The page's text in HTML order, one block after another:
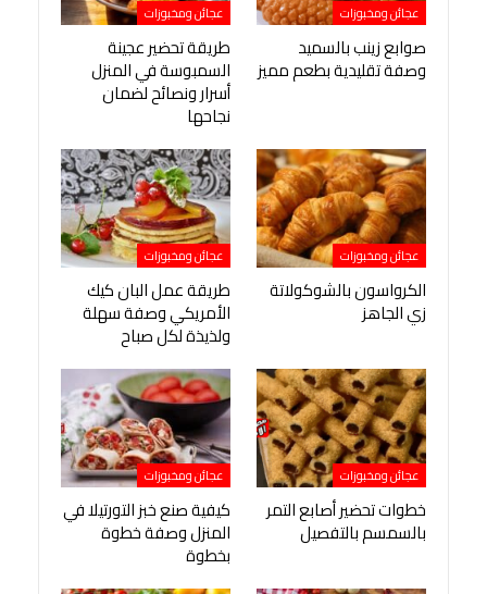
عجائن ومخبوزات
صوابع زينب بالسميد
وصفة تقليدية بطعم مميز
عجائن ومخبوزات
طريقة تحضير عجينة
السمبوسة في المنزل
أسرار ونصائح لضمان
نجاحها
عجائن ومخبوزات
الكرواسون بالشوكولاتة
زي الجاهز
عجائن ومخبوزات
طريقة عمل البان كيك
الأمريكي وصفة سهلة
ولذيذة لكل صباح
عجائن ومخبوزات
خطوات تحضير أصابع التمر
بالسمسم بالتفصيل
عجائن ومخبوزات
كيفية صنع خبز التورتيلا في
المنزل وصفة خطوة
بخطوة